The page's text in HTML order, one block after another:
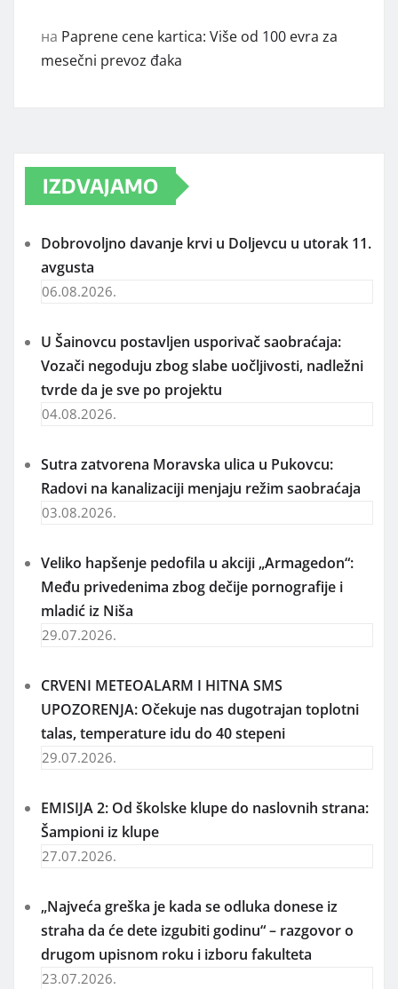
на Paprene cene kartica: Više od 100 evra za
mesečni prevoz đaka
IZDVAJAMO
Dobrovoljno davanje krvi u Doljevcu u utorak 11.
avgusta
06.08.2026.
U Šainovcu postavljen usporivač saobraćaja:
Vozači negoduju zbog slabe uočljivosti, nadležni
tvrde da je sve po projektu
04.08.2026.
Sutra zatvorena Moravska ulica u Pukovcu:
Radovi na kanalizaciji menjaju režim saobraćaja
03.08.2026.
Veliko hapšenje pedofila u akciji „Armagedon“:
Među privedenima zbog dečije pornografije i
mladić iz Niša
29.07.2026.
CRVENI METEOALARM I HITNA SMS
UPOZORENJA: Očekuje nas dugotrajan toplotni
talas, temperature idu do 40 stepeni
29.07.2026.
EMISIJA 2: Od školske klupe do naslovnih strana:
Šampioni iz klupe
27.07.2026.
„Najveća greška je kada se odluka donese iz
straha da će dete izgubiti godinu“ – razgovor o
drugom upisnom roku i izboru fakulteta
23.07.2026.